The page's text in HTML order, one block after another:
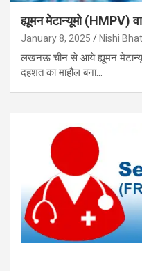
ह्यूमन मेटान्यूमो (HMPV)
January 8, 2025 Nishi Bhat
लखनऊ चीन से आये ह्यूमन
दहशत का माहौल बना…